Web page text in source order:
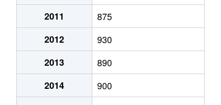
辰巳台東
1,200万円
辰巳台東
1,500万円
辰巳台東
1,100万円
辰巳台東
1,400万円
2011
875
2012
930
2013
890
2014
900